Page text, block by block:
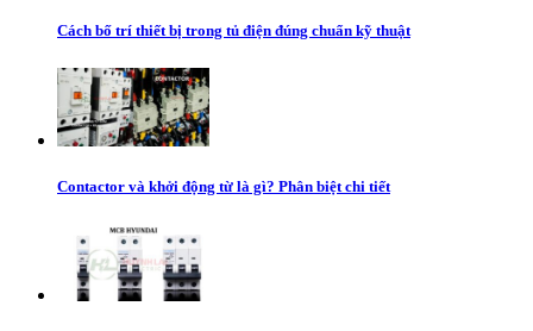
Cách bố trí thiết bị trong tủ điện đúng chuẩn kỹ thuật
Contactor và khởi động từ là gì? Phân biệt chi tiết